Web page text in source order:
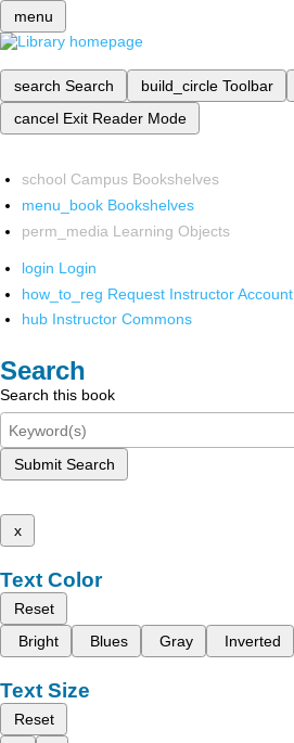
menu
search Search build_circle Toolbar
cancel Exit Reader Mode
school Campus Bookshelves
menu_book Bookshelves
perm_media Learning Objects
login Login
how_to_reg Request Instructor Account
hub Instructor Commons
Search
Search this book
Submit Search
x
Text Color
Reset
Bright
Blues Gray Inverted
Text Size
Reset